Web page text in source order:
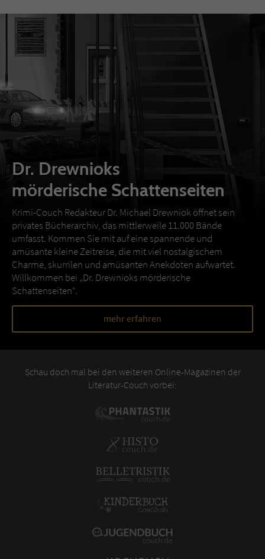
Dr. Drewnioks
mörderische Schattenseiten
Krimi-Couch Redakteur Dr. Michael Drewniok öffnet sein
privates Bücherarchiv, das mittlerweile 11.000 Bände
umfasst. Kommen Sie mit auf eine spannende und
amüsante kleine Zeitreise, die mit viel nostalgischem
Charme, skurrilen und amüsanten Anekdoten aufwartet.
Willkommen bei „Dr. Drewnioks mörderische
Schattenseiten“.
mehr erfahren
Schau doch mal bei den weiteren Online-Magazinen der
Literatur-Couch vorbei: